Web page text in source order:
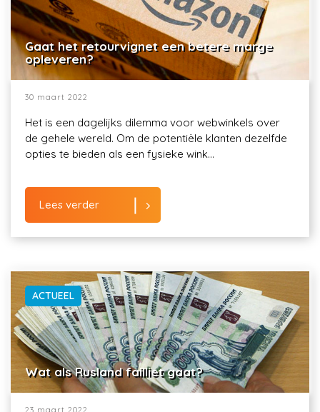
Gaat het retourvignet een betere marge
opleveren?
30 maart 2022
Het is een dagelijks dilemma voor webwinkels over
de gehele wereld. Om de potentiële klanten dezelfde
opties te bieden als een fysieke wink...
Lees verder
ACTUEEL
Wat als Rusland failliet gaat?
23 maart 2022